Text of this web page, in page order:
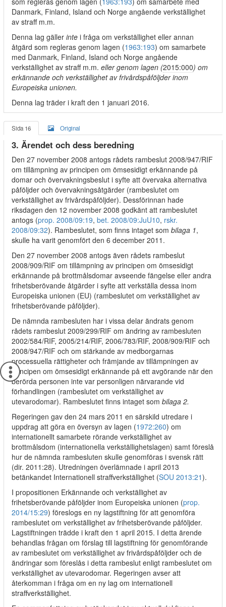
Danmark, Finland, Island och Norge angående verkställighet
av straff m.m.
Denna lag gäller inte i fråga om verkställighet eller annan
åtgärd som regleras genom lagen (1963:193) om samarbete
med Danmark, Finland, Island och Norge angående
verkställighet av straff m.m. eller genom lagen (2015:000) om
erkännande och verkställighet av frivårdspåföljder inom
Europeiska unionen.
Denna lag träder i kraft den 1 januari 2016.
Sida 16 Original
3. Ärendet och dess beredning
Den 27 november 2008 antogs rådets rambeslut 2008/947/RIF
om tillämpning av principen om ömsesidigt erkännande på
domar och övervakningsbeslut i syfte att övervaka alternativa
påföljder och övervakningsåtgärder (rambeslutet om
verkställighet av frivårdspåföljder). Dessförinnan hade
riksdagen den 12 november 2008 godkänt att rambeslutet
antogs (prop. 2008/09:19, bet. 2008/09:JuU10, rskr.
2008/09:32). Rambeslutet, som finns intaget som bilaga 1,
skulle ha varit genomfört den 6 december 2011.
Den 27 november 2008 antogs även rådets rambeslut
2008/909/RIF om tillämpning av principen om ömsesidigt
erkännande på brottmålsdomar avseende fängelse eller andra
frihetsberövande åtgärder i syfte att verkställa dessa inom
Europeiska unionen (EU) (rambeslutet om verkställighet av
frihetsberövande påföljder).
De nämnda rambesluten har i vissa delar ändrats genom
rådets rambeslut 2009/299/RIF om ändring av rambesluten
2002/584/RIF, 2005/214/RIF, 2006/783/RIF, 2008/909/RIF och
2008/947/RIF och om stärkande av medborgarnas
processuella rättigheter och främjande av tillämpningen av
principen om ömsesidigt erkännande på ett avgörande när den
berörda personen inte var personligen närvarande vid
förhandlingen (rambeslutet om verkställighet av
utevarodomar). Rambeslutet finns intaget som bilaga 2.
Regeringen gav den 24 mars 2011 en särskild utredare i
uppdrag att göra en översyn av lagen (1972:260) om
internationellt samarbete rörande verkställighet av
brottmålsdom (internationella verkställighetslagen) samt föreslå
hur de nämnda rambesluten skulle genomföras i svensk rätt
(dir. 2011:28). Utredningen överlämnade i april 2013
betänkandet Internationell straffverkställighet (SOU 2013:21).
I propositionen Erkännande och verkställighet av
frihetsberövande påföljder inom Europeiska unionen (prop.
2014/15:29) föreslogs en ny lagstiftning för att genomföra
rambeslutet om verkställighet av frihetsberövande påföljder.
Lagstiftningen trädde i kraft den 1 april 2015. I detta ärende
behandlas frågan om förslag till lagstiftning för genomförande
av rambeslutet om verkställighet av frivårdspåföljder och de
ändringar som föreslås i detta rambeslut enligt rambeslutet om
verkställighet av utevarodomar. Regeringen avser att
återkomman i fråga om en ny lag om internationell
straffverkställighet.